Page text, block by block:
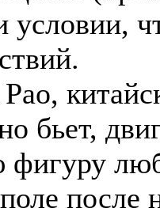
условии,
бьет,
фигуру
после